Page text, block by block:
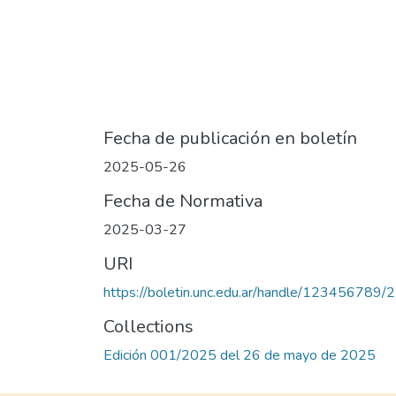
Fecha de publicación en boletín
2025-05-26
Fecha de Normativa
2025-03-27
URI
https://boletin.unc.edu.ar/handle/123456789/
Collections
Edición 001/2025 del 26 de mayo de 2025